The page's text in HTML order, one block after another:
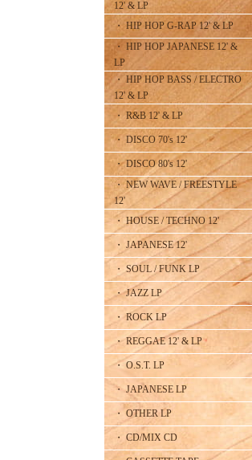
12' & LP
・ HIP HOP G-RAP 12' & LP
・ HIP HOP JAPANESE 12' &
LP
・ HIP HOP BASS / ELECTRO
12' & LP
・ R&B 12' & LP
・ DISCO 70's 12'
・ DISCO 80's 12'
・ NEW WAVE / FREESTYLE
12'
・ HOUSE / TECHNO 12'
・ JAPANESE 12'
・ SOUL / FUNK LP
・ JAZZ LP
・ ROCK LP
・ REGGAE 12' & LP
・ O.S.T. LP
・ JAPANESE LP
・ OTHER LP
・ CD/MIX CD